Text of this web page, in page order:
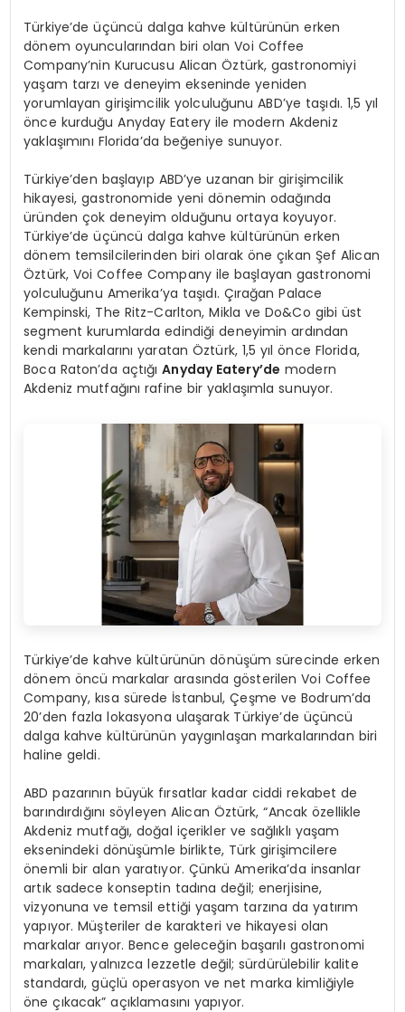
Türkiye’de üçüncü dalga kahve kültürünün erken
dönem oyuncularından biri olan Voi Coffee
Company’nin Kurucusu Alican Öztürk, gastronomiyi
yaşam tarzı ve deneyim ekseninde yeniden
yorumlayan girişimcilik yolculuğunu ABD’ye taşıdı. 1,5 yıl
önce kurduğu Anyday Eatery ile modern Akdeniz
yaklaşımını Florida’da beğeniye sunuyor.
Türkiye’den başlayıp ABD’ye uzanan bir girişimcilik
hikayesi, gastronomide yeni dönemin odağında
üründen çok deneyim olduğunu ortaya koyuyor.
Türkiye’de üçüncü dalga kahve kültürünün erken
dönem temsilcilerinden biri olarak öne çıkan Şef Alican
Öztürk, Voi Coffee Company ile başlayan gastronomi
yolculuğunu Amerika’ya taşıdı. Çırağan Palace
Kempinski, The Ritz-Carlton, Mikla ve Do&Co gibi üst
segment kurumlarda edindiği deneyimin ardından
kendi markalarını yaratan Öztürk, 1,5 yıl önce Florida,
Boca Raton’da açtığıAnyday Eatery’de modern
Akdeniz mutfağını rafine bir yaklaşımla sunuyor.
Türkiye’de kahve kültürünün dönüşüm sürecinde erken
dönem öncü markalar arasında gösterilen Voi Coffee
Company, kısa sürede İstanbul, Çeşme ve Bodrum’da
20’den fazla lokasyona ulaşarak Türkiye’de üçüncü
dalga kahve kültürünün yaygınlaşan markalarından biri
haline geldi.
ABD pazarının büyük fırsatlar kadar ciddi rekabet de
barındırdığını söyleyen Alican Öztürk, “Ancak özellikle
Akdeniz mutfağı, doğal içerikler ve sağlıklı yaşam
eksenindeki dönüşümle birlikte, Türk girişimcilere
önemli bir alan yaratıyor. Çünkü Amerika’da insanlar
artık sadece konseptin tadına değil; enerjisine,
vizyonuna ve temsil ettiği yaşam tarzına da yatırım
yapıyor. Müşteriler de karakteri ve hikayesi olan
markalar arıyor. Bence geleceğin başarılı gastronomi
markaları, yalnızca lezzetle değil; sürdürülebilir kalite
standardı, güçlü operasyon ve net marka kimliğiyle
öne çıkacak” açıklamasını yapıyor.